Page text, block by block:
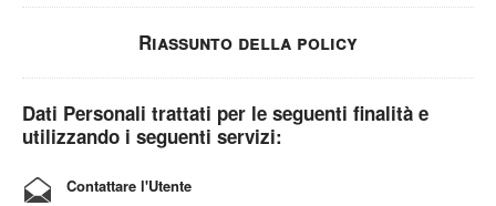
Riassunto della policy
Dati Personali trattati per le seguenti finalità e
utilizzando i seguenti servizi:
Contattare l'Utente